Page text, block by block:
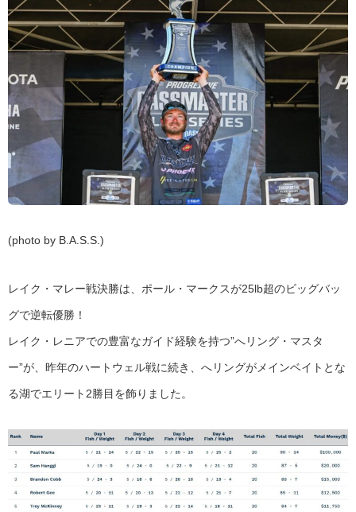
(photo by B.A.S.S.)
レイク・マレー戦決勝は、ポール・マークスが25lb超のビッグバッ
グで逆転優勝！
レイク・レニアでの豊富なガイド経験を持つ”へリング・マスタ
ー”が、昨年のハートウェル戦に続き、へリングがメインベイトとな
る湖でエリート2勝目を飾りました。